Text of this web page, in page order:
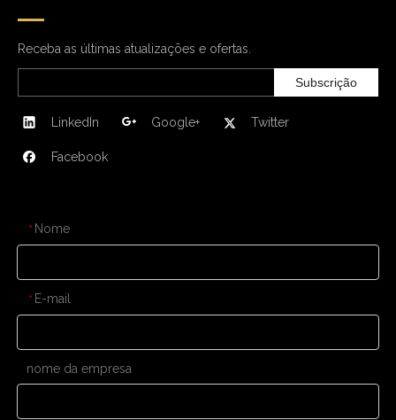
Receba as últimas atualizações e ofertas.
Subscrição
LinkedIn Google+ Twitter
Facebook
* Nome
* E-mail
nome da empresa